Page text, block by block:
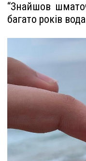
“Знайшов
багато років